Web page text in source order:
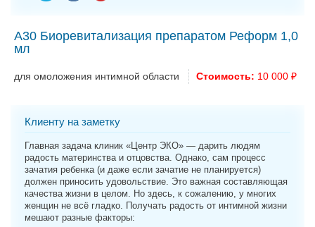
А30 Биоревитализация препаратом Реформ 1,0
мл
Стоимость: 10 000 ₽
для омоложения интимной области
Клиенту на заметку
Главная задача клиник «Центр ЭКО» — дарить людям
радость материнства и отцовства. Однако, сам процесс
зачатия ребенка (и даже если зачатие не планируется)
должен приносить удовольствие. Это важная составляющая
качества жизни в целом. Но здесь, к сожалению, у многих
женщин не всё гладко. Получать радость от интимной жизни
мешают разные факторы: